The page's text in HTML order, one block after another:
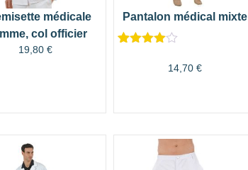
médicale
col officier
19,80 €
Pantalon médical mixte
14,70 €